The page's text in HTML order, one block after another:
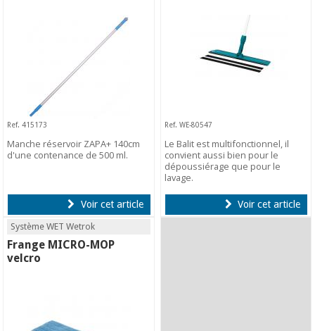
Ref. 415173
Manche réservoir ZAPA+ 140cm
d'une contenance de 500 ml.
Voir cet article
Ref. WE-80547
Le Balit est multifonctionnel, il
convient aussi bien pour le
dépoussiérage que pour le
lavage.
Voir cet article
Système WET Wetrok
Frange MICRO-MOP
velcro